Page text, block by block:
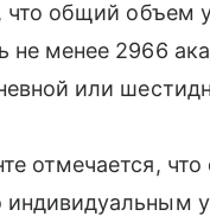
что общий объем
не менее 2966
или
отмечается,